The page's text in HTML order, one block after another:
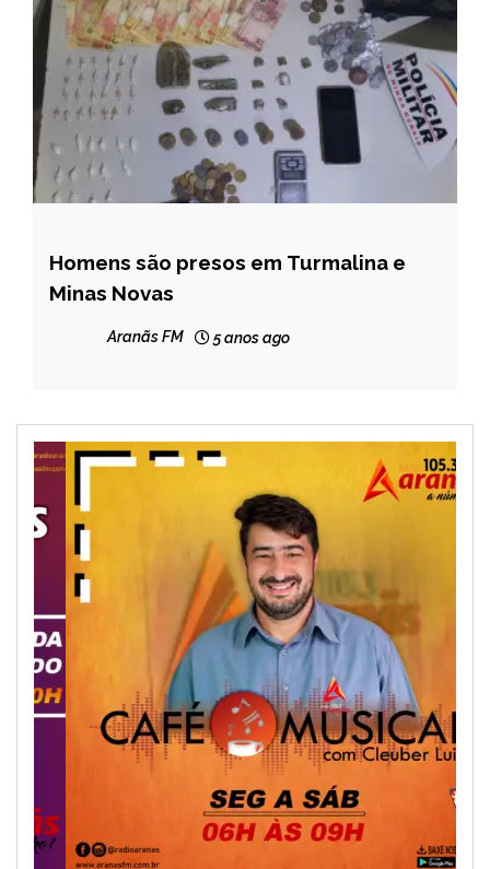
CAPELINHA
MINAS
Homens são presos em Turmalina e
Minas Novas
Aranãs FM 5 anos ago